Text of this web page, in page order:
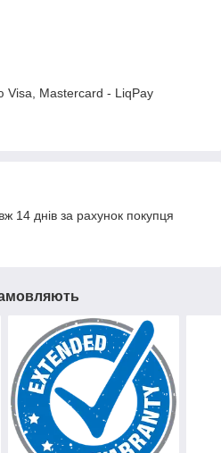
Visa, Mastercard - LiqPay
14 днів за рахунок покупця